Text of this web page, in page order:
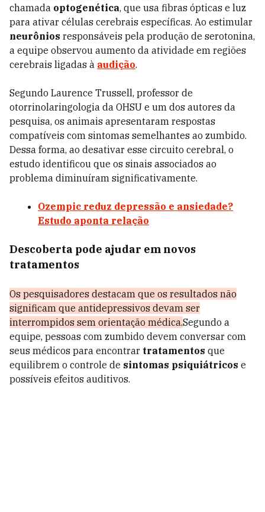
chamada optogenética, que usa fibras ópticas e luz
para ativar células cerebrais específicas. Ao estimular
neurônios responsáveis pela produção de serotonina,
a equipe observou aumento da atividade em regiões
cerebrais ligadas à audição.
Segundo Laurence Trussell, professor de
otorrinolaringologia da OHSU e um dos autores da
pesquisa, os animais apresentaram respostas
compatíveis com sintomas semelhantes ao zumbido.
Dessa forma, ao desativar esse circuito cerebral, o
estudo identificou que os sinais associados ao
problema diminuíram significativamente.
Ozempic reduz depressão e ansiedade?
Estudo aponta relação
Descoberta pode ajudar em novos
tratamentos
Os pesquisadores destacam que os resultados não
significam que antidepressivos devam ser
interrompidos sem orientação médica.Segundo a
equipe, pessoas com zumbido devem conversar com
seus médicos para encontrar tratamentos que
equilibrem o controle de sintomas psiquiátricos e
possíveis efeitos auditivos.